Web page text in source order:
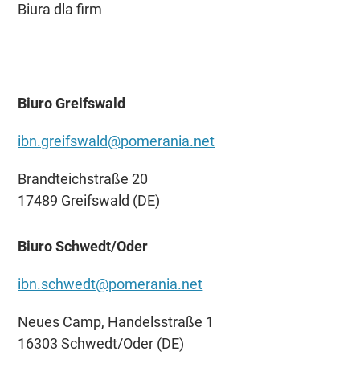
Biura dla firm
Biuro Greifswald
ibn.greifswald@pomerania.net
Brandteichstraße 20
17489 Greifswald (DE)
Biuro Schwedt/Oder
ibn.schwedt@pomerania.net
Neues Camp, Handelsstraße 1
16303 Schwedt/Oder (DE)